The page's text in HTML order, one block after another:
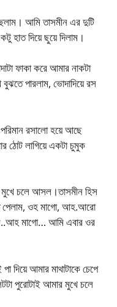
আমি তাসমীন এর দুটি
হাত দিয়ে ছুয়ে দিলাম।
ফাকা করে আমার নাকটা
বুঝতে পারলাম, ভোদাদিয়ে রস
রসালো হয়ে আছে
ঠোট লাগিয়ে একটা চুমুক
চলে আসল।তাসমীন হিস
পেলাম, ওহ মাগো, আহ.আরো
মাগো… আমি এবার ওর
আমার মাথাটাকে চেপে
পুরোটাই আমার মুখে চলে